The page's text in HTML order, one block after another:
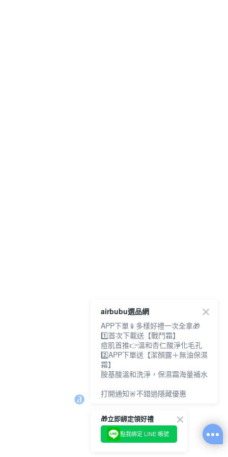
airbubu選品網
APP下單📱多樣好禮一次全拿🎁
1️⃣首次下載送【戰鬥霜】
痘肌首推👉溫和杏仁酸淨化毛孔
2️⃣APP下單送【潔顏露＋無油保濕
霜】
胺基酸溫和洗淨，保濕霜海量補水
打開通知🚨不錯過隱藏優惠
🎁立即綁定領好禮
點我綁定 LINE 帳號